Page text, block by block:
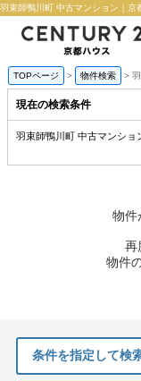
羽束師鴨川町 中古マンション｜京
TOPページ 物件検索
現在の検索条件
羽束師鴨川町 中古マンショ
物件
再
物件
条件を指定して検